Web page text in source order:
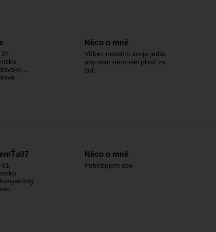
, 24
Něco o mně
Vôbec nesolím svoje jedlá,
aby som nemusel platiť za
soľ.
, 61
Něco o mně
Potrebujem sex